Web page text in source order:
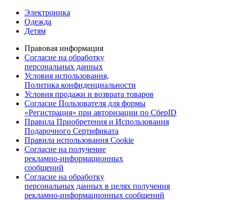
Электроника
Одежда
Детям
Правовая информация
Согласие на обработку
персональных данных
Условия использования,
Политика конфиденциальности
Условия продажи и возврата товаров
Согласие Пользователя для формы
«Регистрация» при авторизации по СберID
Правила Приобретения и Использования
Подарочного Сертификата
Правила использования Cookie
Согласие на получение
рекламно-информационных
сообщений
Согласие на обработку
персональных данных в целях получения
рекламно-информационных сообщений